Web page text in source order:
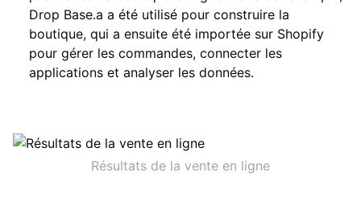
Drop Base.a a été utilisé pour construire la
boutique, qui a ensuite été importée sur Shopify
pour gérer les commandes, connecter les
applications et analyser les données.
Résultats de la vente en ligne